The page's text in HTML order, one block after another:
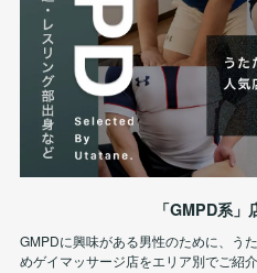
「GMPD系」
GMPDに興味がある男性のために、う
めゲイマッサージ店をエリア別でご紹介